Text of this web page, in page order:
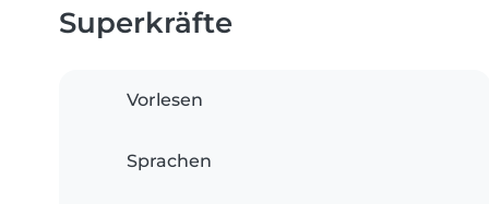
Superkräfte
Vorlesen
Sprachen